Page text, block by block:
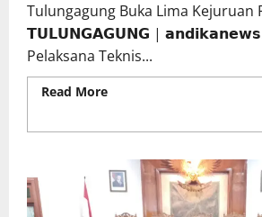
Tulungagung Buka Lima Kejuruan
𝗧𝗨𝗟𝗨𝗡𝗚𝗔𝗚𝗨𝗡𝗚 |
Pelaksana Teknis...
Read More